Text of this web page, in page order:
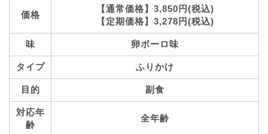
価格
【通常価格】3,850円(税込)
【定期価格】3,278円(税込)
味 卵ボーロ味
タイプ ふりかけ
目的 副食
対応年
齢
全年齢